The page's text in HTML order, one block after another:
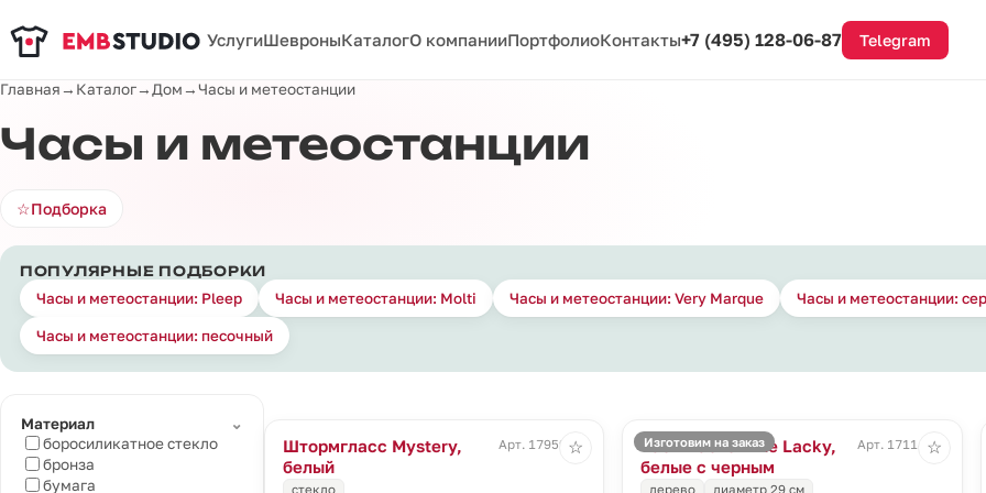
УслугиШевроныКаталогО компанииПортфолиоКонтакты+7 (495) 128-06-87 Telegram
Главная→ Каталог→ Дом→Часы и метеостанции
Часы и метеостанции
☆Подборка
ПОПУЛЯРНЫЕ ПОДБОРКИ
Часы и метеостанции: Pleep Часы и метеостанции: Molti Часы и метеостанции: Very Marque Часы и метеостанции:
Часы и метеостанции: песочный
Материал
⌄
боросиликатное стекло
бронза
бумага
Штормгласс Mystery,
белый
Арт. 17959.60
стекло
☆ Изготовим на заказ
Часы настенные Lacky,
белые с черным
Арт. 17114.63
дерево диаметр 29 см
☆